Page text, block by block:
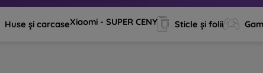
Huse și carcaseXiaomi - SUPER CENY Sticle și folii